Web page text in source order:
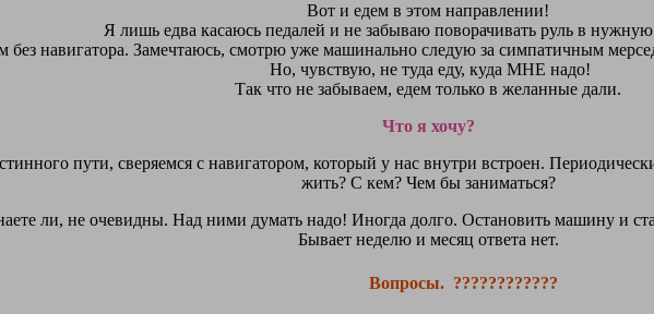
Вот и едем в этом направлении!
Я лишь едва касаюсь педалей и не забываю поворачивать руль в
без навигатора. Замечтаюсь, смотрю уже машинально следую за симпатичным
Но, чувствую, не туда еду, куда МНЕ надо!
Так что не забываем, едем только в желанные дали.
Что я хочу?
пути, сверяемся с навигатором, который у нас внутри встроен.
жить? С кем? Чем бы заниматься?
ли, не очевидны. Над ними думать надо! Иногда долго. Остановить машину и
Бывает неделю и месяц ответа нет.
Вопросы. ????????????